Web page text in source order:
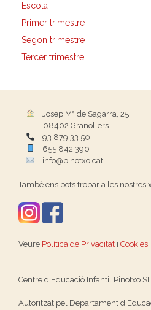
Escola
Primer trimestre
Segon trimestre
Tercer trimestre
Josep Mª de Sagarra, 25
08402 Granollers
93 879 33 50
655 842 390
info@pinotxo.cat
També ens pots trobar a les nostres
Veure Política de Privacitat i Cookies.
Centre d'Educació Infantil Pinotxo SL
Autoritzat pel Departament